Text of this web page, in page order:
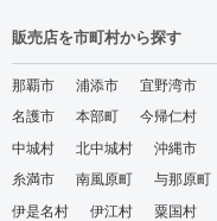
販売店を市町村から探す
那覇市 浦添市 宜野湾市
名護市
本部町 今帰仁村
中城村
北中城村 沖縄市
糸満市
南風原町 与那原町
伊是名村
伊江村 粟国村